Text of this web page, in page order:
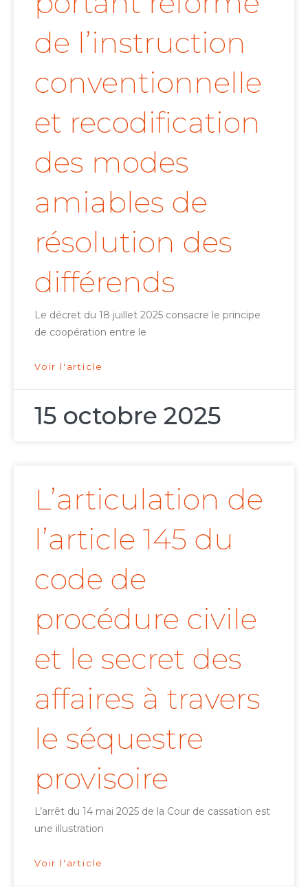
de l’instruction
conventionnelle
et recodification
des modes
amiables de
résolution des
différends
Le décret du 18 juillet 2025 consacre le principe
de coopération entre le
Voir l'article
15 octobre 2025
L’articulation de
l’article 145 du
code de
procédure civile
et le secret des
affaires à travers
le séquestre
provisoire
L’arrêt du 14 mai 2025 de la Cour de cassation est
une illustration
Voir l'article